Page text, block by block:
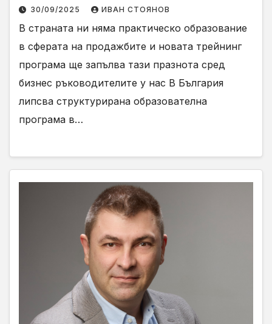
продажба
30/09/2025 ИВАН СТОЯНОВ
В страната ни няма практическо образование
в сферата на продажбите и новата трейнинг
програма ще запълва тази празнота сред
бизнес ръководителите у нас В България
липсва структурирана образователна
програма в…